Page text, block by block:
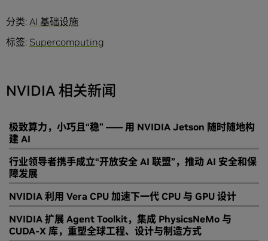
分类: AI 基础设施
标签: Supercomputing
NVIDIA 相关新闻
极致算力，小巧且“稳” —— 用 NVIDIA Jetson 随时随地构
建 AI
行业领导者携手成立“开放安全 AI 联盟”，推动 AI 安全和保
障发展
NVIDIA 利用 Vera CPU 加速下一代 CPU 与 GPU 设计
NVIDIA 扩展 Agent Toolkit，集成 PhysicsNeMo 与
CUDA-X 库，重塑全球工程、设计与制造方式